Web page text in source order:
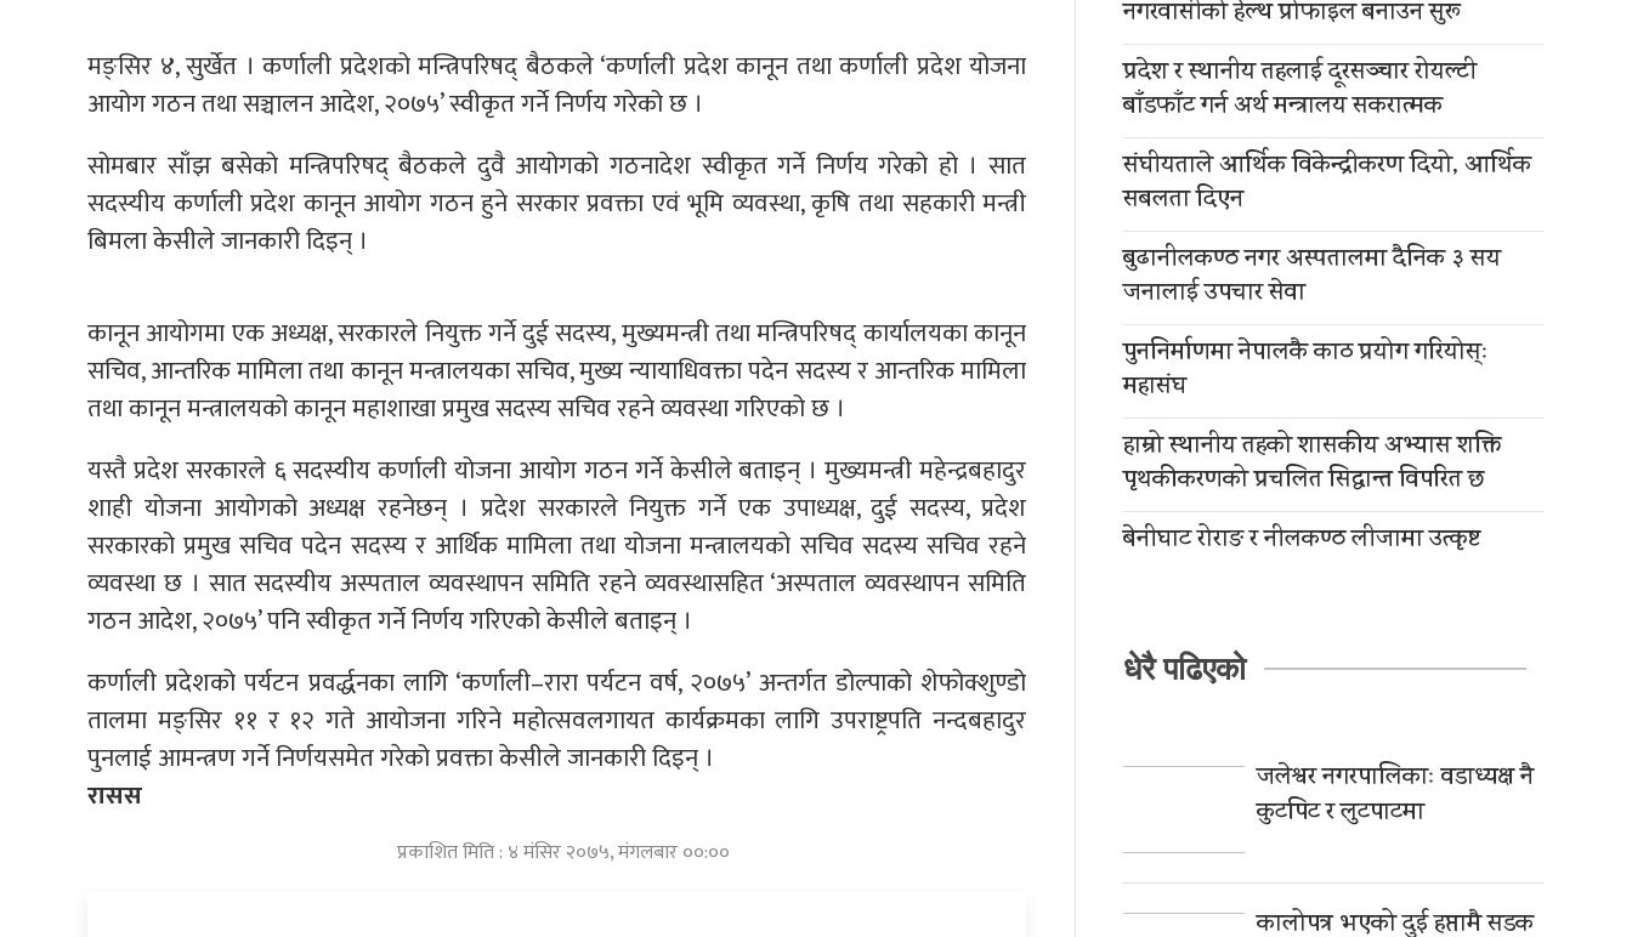
मङ्सिर ४, सुर्खेत । कर्णाली प्रदेशको मन्त्रिपरिषद् बैठकले ‘कर्णाली प्रदेश कानून तथा कर्णाली प्रदेश योजना
आयोग गठन तथा सञ्चालन आदेश, २०७५’ स्वीकृत गर्ने निर्णय गरेको छ ।
सोमबार साँझ बसेको मन्त्रिपरिषद् बैठकले दुवै आयोगको गठनादेश स्वीकृत गर्ने निर्णय गरेको हो । सात
सदस्यीय कर्णाली प्रदेश कानून आयोग गठन हुने सरकार प्रवक्ता एवं भूमि व्यवस्था, कृषि तथा सहकारी मन्त्री
बिमला केसीले जानकारी दिइन् ।
कानून आयोगमा एक अध्यक्ष, सरकारले नियुक्त गर्ने दुई सदस्य, मुख्यमन्त्री तथा मन्त्रिपरिषद् कार्यालयका कानून
सचिव, आन्तरिक मामिला तथा कानून मन्त्रालयका सचिव, मुख्य न्यायाधिवक्ता पदेन सदस्य र आन्तरिक मामिला
तथा कानून मन्त्रालयको कानून महाशाखा प्रमुख सदस्य सचिव रहने व्यवस्था गरिएको छ ।
यस्तै प्रदेश सरकारले ६ सदस्यीय कर्णाली योजना आयोग गठन गर्ने केसीले बताइन् । मुख्यमन्त्री महेन्द्रबहादुर
शाही योजना आयोगको अध्यक्ष रहनेछन् । प्रदेश सरकारले नियुक्त गर्ने एक उपाध्यक्ष, दुई सदस्य, प्रदेश
सरकारको प्रमुख सचिव पदेन सदस्य र आर्थिक मामिला तथा योजना मन्त्रालयको सचिव सदस्य सचिव रहने
व्यवस्था छ । सात सदस्यीय अस्पताल व्यवस्थापन समिति रहने व्यवस्थासहित ‘अस्पताल व्यवस्थापन समिति
गठन आदेश, २०७५’ पनि स्वीकृत गर्ने निर्णय गरिएको केसीले बताइन् ।
कर्णाली प्रदेशको पर्यटन प्रवर्द्धनका लागि ‘कर्णाली–रारा पर्यटन वर्ष, २०७५’ अन्तर्गत डोल्पाको शेफोक्शुण्डो
तालमा मङ्सिर ११ र १२ गते आयोजना गरिने महोत्सवलगायत कार्यक्रमका लागि उपराष्ट्रपति नन्दबहादुर
पुनलाई आमन्त्रण गर्ने निर्णयसमेत गरेको प्रवक्ता केसीले जानकारी दिइन् ।
रासस
प्रकाशित मिति : ४ मंसिर २०७५, मंगलबार ००:००
नगरवासीको हेल्थ प्रोफाइल बनाउन सुरू
प्रदेश र स्थानीय तहलाई दूरसञ्चार रोयल्टी
बाँडफाँट गर्न अर्थ मन्त्रालय सकरात्मक
संघीयताले आर्थिक विकेन्द्रीकरण दियो, आर्थिक
सबलता दिएन
बुढानीलकण्ठ नगर अस्पतालमा दैनिक ३ सय
जनालाई उपचार सेवा
पुननिर्माणमा नेपालकै काठ प्रयोग गरियोस्ः
महासंघ
हाम्रो स्थानीय तहको शासकीय अभ्यास शक्ति
पृथकीकरणको प्रचलित सिद्धान्त विपरित छ
बेनीघाट रोराङ र नीलकण्ठ लीजामा उत्कृष्ट
धेरै पढिएको
जलेश्वर नगरपालिकाः वडाध्यक्ष नै
कुटपिट र लुटपाटमा
कालोपत्र भएको दुई हप्तामै सडक